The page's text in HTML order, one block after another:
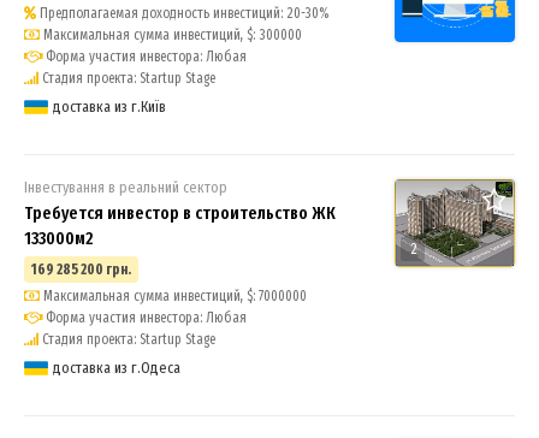
Предполагаемая доходность инвестиций: 20-30%
Максимальная сумма инвестиций, $: 300000
Форма участия инвестора: Любая
Стадия проекта: Startup Stage
доставка из г.Київ
2
Інвестування в реальний сектор
Требуется инвестор в строительство ЖК
133000м2
169 285 200 грн.
Максимальная сумма инвестиций, $: 7000000
Форма участия инвестора: Любая
Стадия проекта: Startup Stage
доставка из г.Одеса